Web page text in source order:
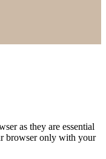
as they are essential
browser only with your